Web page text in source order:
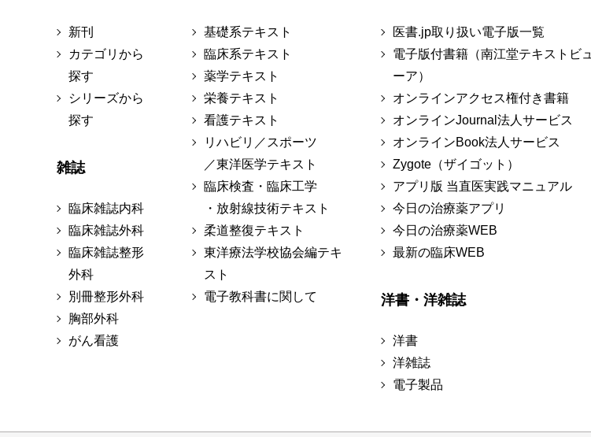
新刊
カテゴリから
探す
シリーズから
探す
雑誌
臨床雑誌内科
臨床雑誌外科
臨床雑誌整形
外科
別冊整形外科
胸部外科
がん看護
基礎系テキスト
臨床系テキスト
薬学テキスト
栄養テキスト
看護テキスト
リハビリ／スポーツ
／東洋医学テキスト
臨床検査・臨床工学
・放射線技術テキスト
柔道整復テキスト
東洋療法学校協会編テキ
スト
電子教科書に関して
医書.jp取り扱い電子版一覧
電子版付書籍（南江堂テキストビュ
ーア）
オンラインアクセス権付き書籍
オンラインJournal法人サービス
オンラインBook法人サービス
Zygote（ザイゴット）
アプリ版 当直医実践マニュアル
今日の治療薬アプリ
今日の治療薬WEB
最新の臨床WEB
洋書・洋雑誌
洋書
洋雑誌
電子製品